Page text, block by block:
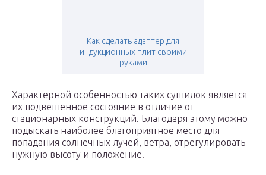
Как сделать адаптер для
индукционных плит своими
руками
Характерной особенностью таких сушилок является
их подвешенное состояние в отличие от
стационарных конструкций. Благодаря этому можно
подыскать наиболее благоприятное место для
попадания солнечных лучей, ветра, отрегулировать
нужную высоту и положение.